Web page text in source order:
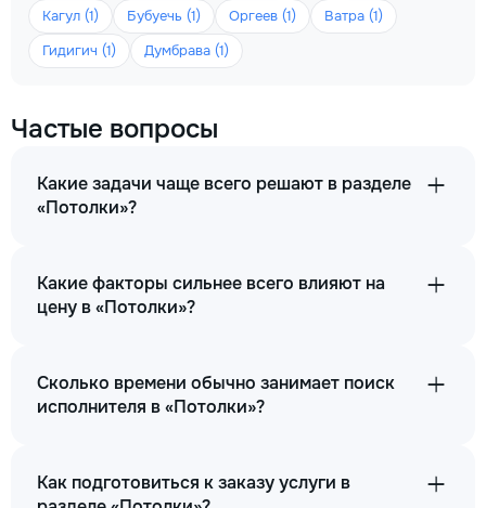
Кагул (1)
Бубуечь (1) Оргеев (1)
Ватра (1)
Гидигич (1)
Думбрава (1)
Частые вопросы
Какие задачи чаще всего решают в разделе
«Потолки»?
Какие факторы сильнее всего влияют на
цену в «Потолки»?
Сколько времени обычно занимает поиск
исполнителя в «Потолки»?
Как подготовиться к заказу услуги в